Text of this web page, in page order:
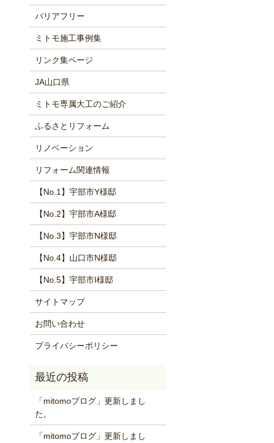
バリアフリー
ミトモ施工事例集
リンク集ページ
JA山口県
ミトモ専属大工のご紹介
ふるさとリフォーム
リノベーション
リフォーム関連情報
【No.1】宇部市Y様邸
【No.2】宇部市A様邸
【No.3】宇部市N様邸
【No.4】山口市N様邸
【No.5】宇部市I様邸
サイトマップ
お問い合わせ
プライバシーポリシー
「mitomoブログ」更新しまし
た。
「mitomoブログ」更新しまし